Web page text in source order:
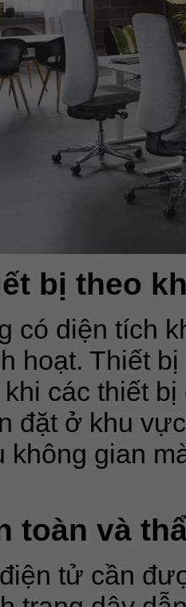
bị theo
có diện tích
hoạt. Thiết
các thiết
đặt ở khu
không gian
toàn và
tử cần